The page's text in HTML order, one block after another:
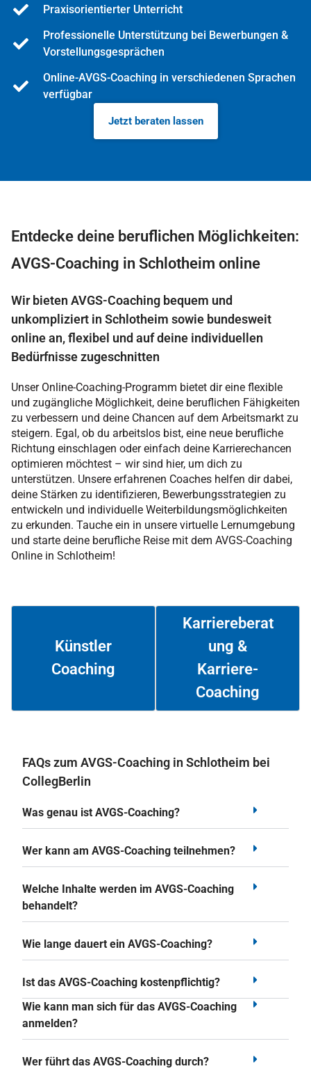
Praxisorientierter Unterricht
Professionelle Unterstützung bei Bewerbungen &
Vorstellungsgesprächen
Online-AVGS-Coaching in verschiedenen Sprachen
verfügbar
Jetzt beraten lassen
Entdecke deine beruflichen Möglichkeiten:
AVGS-Coaching in Schlotheim online
Wir bieten AVGS-Coaching bequem und
unkompliziert in Schlotheim sowie bundesweit
online an, flexibel und auf deine individuellen
Bedürfnisse zugeschnitten
Unser Online-Coaching-Programm bietet dir eine flexible
und zugängliche Möglichkeit, deine beruflichen Fähigkeiten
zu verbessern und deine Chancen auf dem Arbeitsmarkt zu
steigern. Egal, ob du arbeitslos bist, eine neue berufliche
Richtung einschlagen oder einfach deine Karrierechancen
optimieren möchtest – wir sind hier, um dich zu
unterstützen. Unsere erfahrenen Coaches helfen dir dabei,
deine Stärken zu identifizieren, Bewerbungsstrategien zu
entwickeln und individuelle Weiterbildungsmöglichkeiten
zu erkunden. Tauche ein in unsere virtuelle Lernumgebung
und starte deine berufliche Reise mit dem AVGS-Coaching
Online in Schlotheim!
Künstler
Coaching
Weiterlesen
Karriereberat
ung &
Karriere-
Coaching
Weiterlesen
FAQs zum AVGS-Coaching in Schlotheim bei
CollegBerlin
Was genau ist AVGS-Coaching?
Wer kann am AVGS-Coaching teilnehmen?
Welche Inhalte werden im AVGS-Coaching
behandelt?
Wie lange dauert ein AVGS-Coaching?
Ist das AVGS-Coaching kostenpflichtig?
Wie kann man sich für das AVGS-Coaching
anmelden?
Wer führt das AVGS-Coaching durch?